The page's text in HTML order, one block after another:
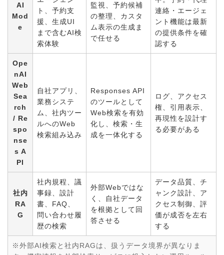
AI
Mod
e
ト、予約支
援、生成UI
まで含むAI検
索体験
監視、予約候補
の整理、カスタ
ム表示の生成ま
で任せる
連絡・エージェ
ント機能は最新
の提供条件を確
認する
Ope
nAI
Web
Sea
rch
/ Re
spo
nse
s A
PI
自社アプリ、
業務システ
ム、社内ツー
ルへのWeb
検索組み込み
Responses API
のツールとして
Web検索を有効
化し、検索・生
成を一体化する
ログ、アクセス
権、引用表示、
再現性を設計す
る必要がある
社内
RA
G
社内規程、議
事録、設計
書、FAQ、
問い合わせ履
歴の検索
外部Webではな
く、自社データ
を根拠として回
答させる
データ品質、チ
ャンク設計、ア
クセス制御、評
価が成否を左右
する
※外部AI検索と社内RAGは、扱うデータ境界が異なりま